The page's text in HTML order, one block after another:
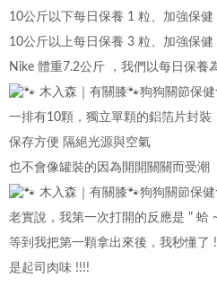
10公斤以下每日保養 1 粒、加強保健
10公斤以上每日保養 3 粒、加強保健
Nike 體重7.2公斤 ，我們以每日保養
一排有10顆，獨立單顆的鋁箔片封裝
保存方便 隔絕光源與空氣
也不會像罐裝的因為開開關關而受潮
老實說，我第一次打開的反應是 " 蛤
等到我把第一顆拿出來後，我秒懂了
是起司肉味 !!!!